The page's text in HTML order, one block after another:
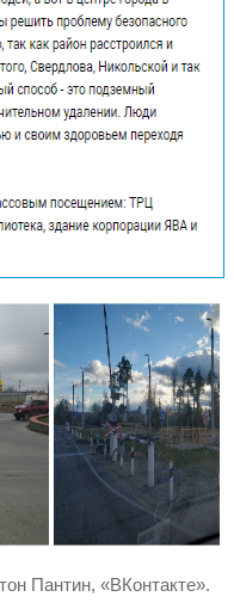
Пантин, «ВКонтакте».